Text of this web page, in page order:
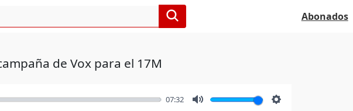
Abonados
de Vox para el 17M
07:32